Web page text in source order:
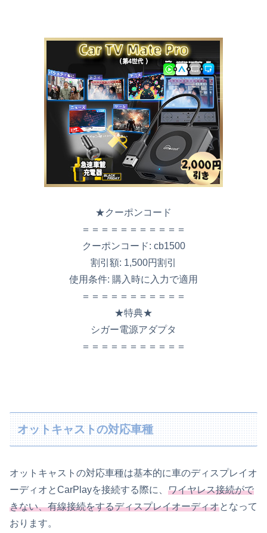
★クーポンコード
＝＝＝＝＝＝＝＝＝＝＝
クーポンコード: cb1500
割引額: 1,500円割引
使用条件: 購入時に入力で適用
＝＝＝＝＝＝＝＝＝＝＝
★特典★
シガー電源アダプタ
＝＝＝＝＝＝＝＝＝＝＝
オットキャストの対応車種
オットキャストの対応車種は基本的に車のディスプレイオ
ーディオとCarPlayを接続する際に、 ワイヤレス接続がで
きない、有線接続をするディスプレイオーディオとなって
おります。